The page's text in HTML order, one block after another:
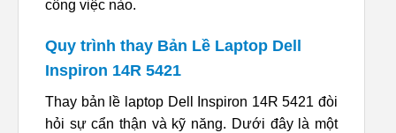
công việc nào.
Quy trình thay Bản Lề Laptop Dell
Inspiron 14R 5421
Thay bản lề laptop Dell Inspiron 14R 5421 đòi
hỏi sự cẩn thận và kỹ năng. Dưới đây là một